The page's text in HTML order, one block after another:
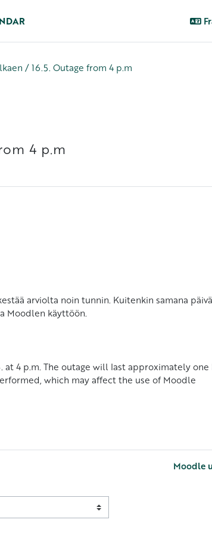
/ 16.5. Outage from 4 p.m
4 p.m
arviolta noin tunnin. Kuitenkin samana
Moodlen käyttöön.
4 p.m. The outage will last approximately one
which may affect the use of Moodle
Moodle